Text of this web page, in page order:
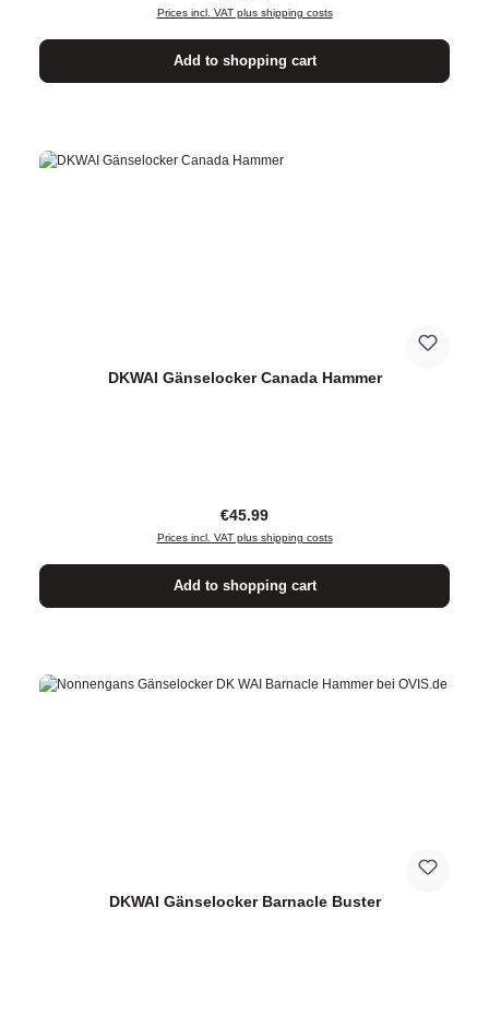
Prices incl. VAT plus shipping costs
Add to shopping cart
DKWAI Gänselocker Canada Hammer
Regular price:
€45.99
Prices incl. VAT plus shipping costs
Add to shopping cart
DKWAI Gänselocker Barnacle Buster